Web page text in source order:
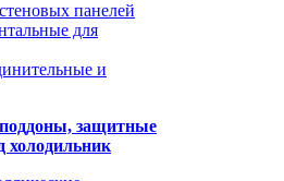
панелей
для
и
поддоны, защитные
холодильник